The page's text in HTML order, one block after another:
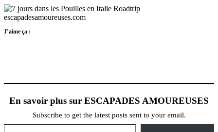
J’aime ça :
En savoir plus sur ESCAPADES AMOUREUSES
Subscribe to get the latest posts sent to your email.
Saisissez votre adresse e-mail…